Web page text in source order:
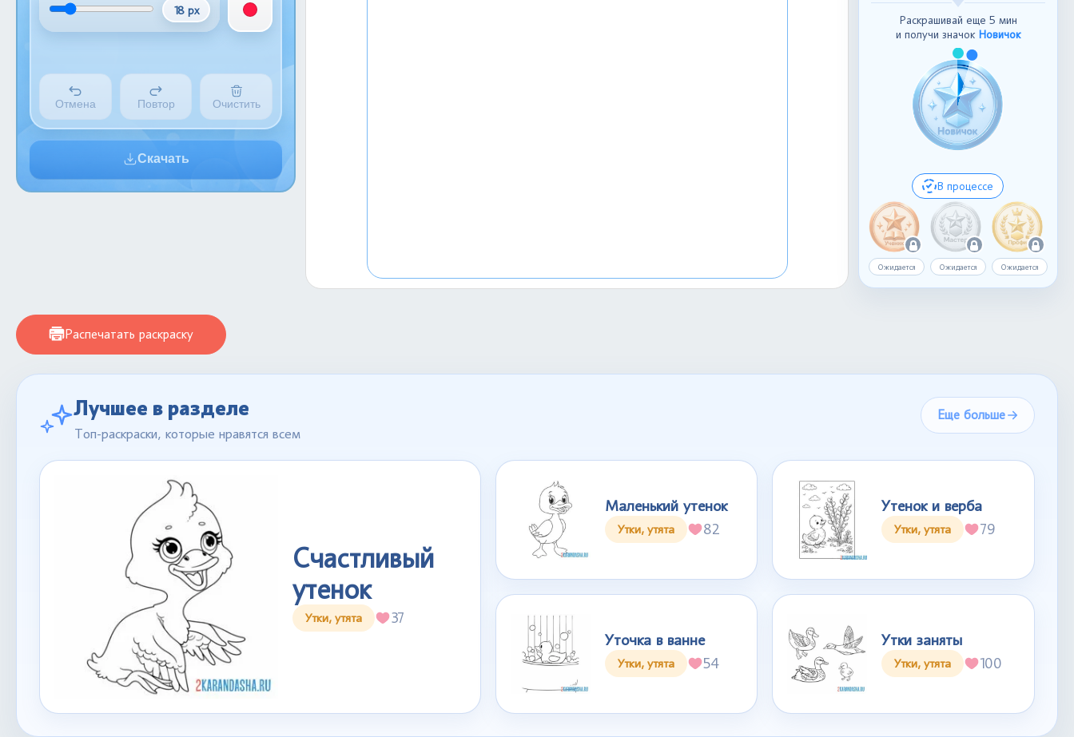
18 px
Отмена Повтор Очистить
Скачать
Раскрашивай еще 5 мин
и получи значок Новичок
В процессе
Ожидается Ожидается Ожидается
Распечатать раскраску
Лучшее в разделе
Топ-раскраски, которые нравятся всем
Еще больше
Счастливый
утенок
Утки, утята 37
Маленький утенок
Утки, утята 82
Утенок и верба
Утки, утята 79
Уточка в ванне
Утки, утята 54
Утки заняты
Утки, утята 100